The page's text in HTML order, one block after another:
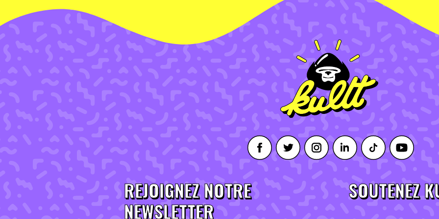
REJOIGNEZ NOTRE
NEWSLETTER
SOUTENEZ